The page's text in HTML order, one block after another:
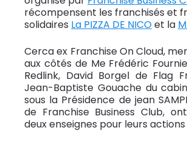
récompensent les franchisés et
solidaires La PIZZA DE NICOet la
Cerca ex Franchise On Cloud,
aux côtés de Me Frédéric
Redlink, David Borgel de Flag
Jean-Baptiste Gouache du
sous la Présidence de jean
de Franchise Business Club,
deux enseignes pour leurs actions